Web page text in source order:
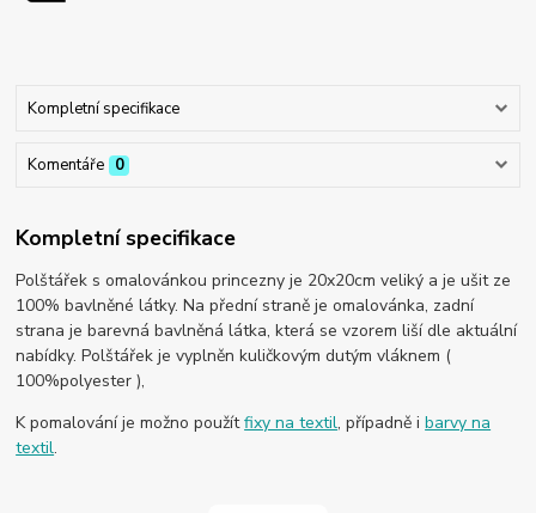
Kompletní specifikace
Komentáře 0
Kompletní specifikace
Polštářek s omalovánkou princezny je 20x20cm veliký a je ušit ze
100% bavlněné látky. Na přední straně je omalovánka, zadní
strana je barevná bavlněná látka, která se vzorem liší dle aktuální
nabídky. Polštářek je vyplněn kuličkovým dutým vláknem (
100%polyester ),
K pomalování je možno použítfixy na textil, případně ibarvy na
textil.